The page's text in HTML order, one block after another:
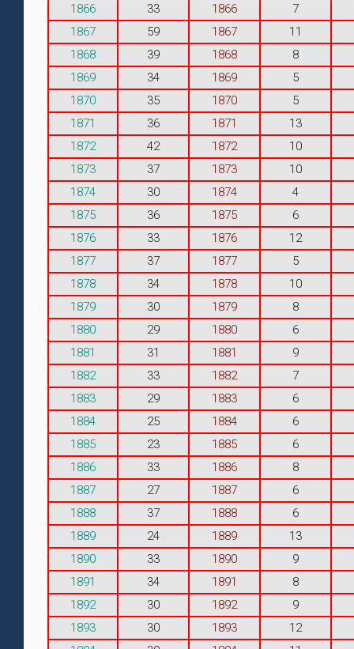
1866
33 1866
7
1867
59 1867
11
1868
39 1868
8
1869
34 1869
5
1870
35 1870
5
1871
36 1871
13
1872
42 1872
10
1873
37 1873
10
1874
30 1874
4
1875
36 1875
6
1876
33 1876
12
1877
37 1877
5
1878
34 1878
10
1879
30 1879
8
1880
29 1880
6
1881
31 1881
9
1882
33 1882
7
1883
29 1883
6
1884
25 1884
6
1885
23 1885
6
1886
33 1886
8
1887
27 1887
6
1888
37 1888
6
1889
24 1889
13
1890
33 1890
9
1891
34 1891
8
1892
30 1892
9
1893
30 1893
12